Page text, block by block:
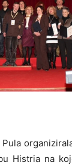
Histria na